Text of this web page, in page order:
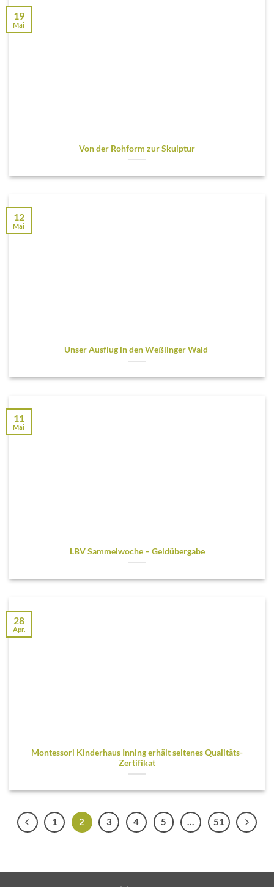
Von der Rohform zur Skulptur
19
Mai
Unser Ausflug in den Weßlinger Wald
12
Mai
LBV Sammelwoche – Geldübergabe
11
Mai
Montessori Kinderhaus Inning erhält seltenes Qualitäts-
Zertifikat
28
Apr.
1 2 3 4 5 … 51